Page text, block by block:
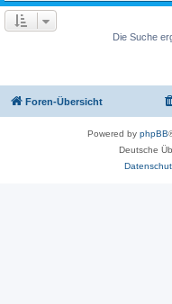
Die Suche
Foren-Übersicht
Powered by phpBB
Deutsche